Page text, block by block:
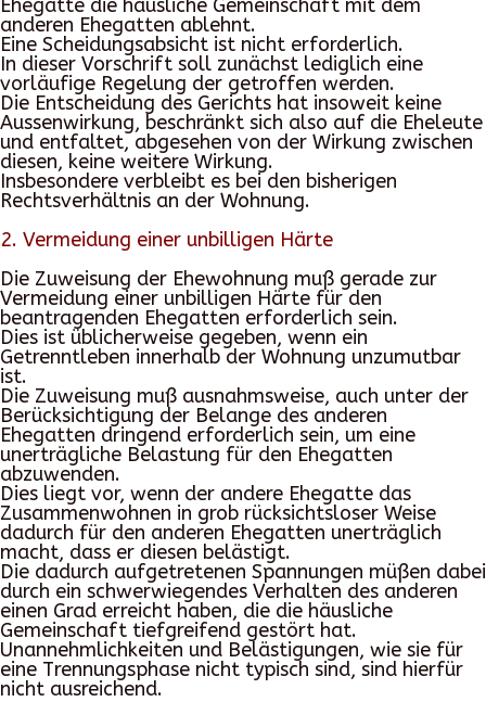
Ehegatte die häusliche Gemeinschaft mit dem
anderen Ehegatten ablehnt.
Eine Scheidungsabsicht ist nicht erforderlich.
In dieser Vorschrift soll zunächst lediglich eine
vorläufige Regelung der getroffen werden.
Die Entscheidung des Gerichts hat insoweit keine
Aussenwirkung, beschränkt sich also auf die Eheleute
und entfaltet, abgesehen von der Wirkung zwischen
diesen, keine weitere Wirkung.
Insbesondere verbleibt es bei den bisherigen
Rechtsverhältnis an der Wohnung.
2. Vermeidung einer unbilligen Härte
Die Zuweisung der Ehewohnung muß gerade zur
Vermeidung einer unbilligen Härte für den
beantragenden Ehegatten erforderlich sein.
Dies ist üblicherweise gegeben, wenn ein
Getrenntleben innerhalb der Wohnung unzumutbar
ist.
Die Zuweisung muß ausnahmsweise, auch unter der
Berücksichtigung der Belange des anderen
Ehegatten dringend erforderlich sein, um eine
unerträgliche Belastung für den Ehegatten
abzuwenden.
Dies liegt vor, wenn der andere Ehegatte das
Zusammenwohnen in grob rücksichtsloser Weise
dadurch für den anderen Ehegatten unerträglich
macht, dass er diesen belästigt.
Die dadurch aufgetretenen Spannungen müßen dabei
durch ein schwerwiegendes Verhalten des anderen
einen Grad erreicht haben, die die häusliche
Gemeinschaft tiefgreifend gestört hat.
Unannehmlichkeiten und Belästigungen, wie sie für
eine Trennungsphase nicht typisch sind, sind hierfür
nicht ausreichend.